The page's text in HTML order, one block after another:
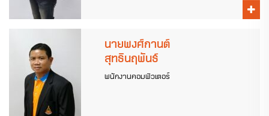
นายพงศ์กานต์
สุทธินฤพันธ์
พนักงานคอมพิวเตอร์